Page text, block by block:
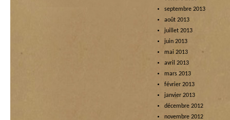
septembre 2013
août 2013
juillet 2013
juin 2013
mai 2013
avril 2013
mars 2013
février 2013
janvier 2013
décembre 2012
novembre 2012